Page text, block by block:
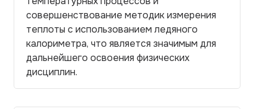
совершенствование методик измерения
теплоты с использованием ледяного
калориметра, что является значимым для
дальнейшего освоения физических
дисциплин.